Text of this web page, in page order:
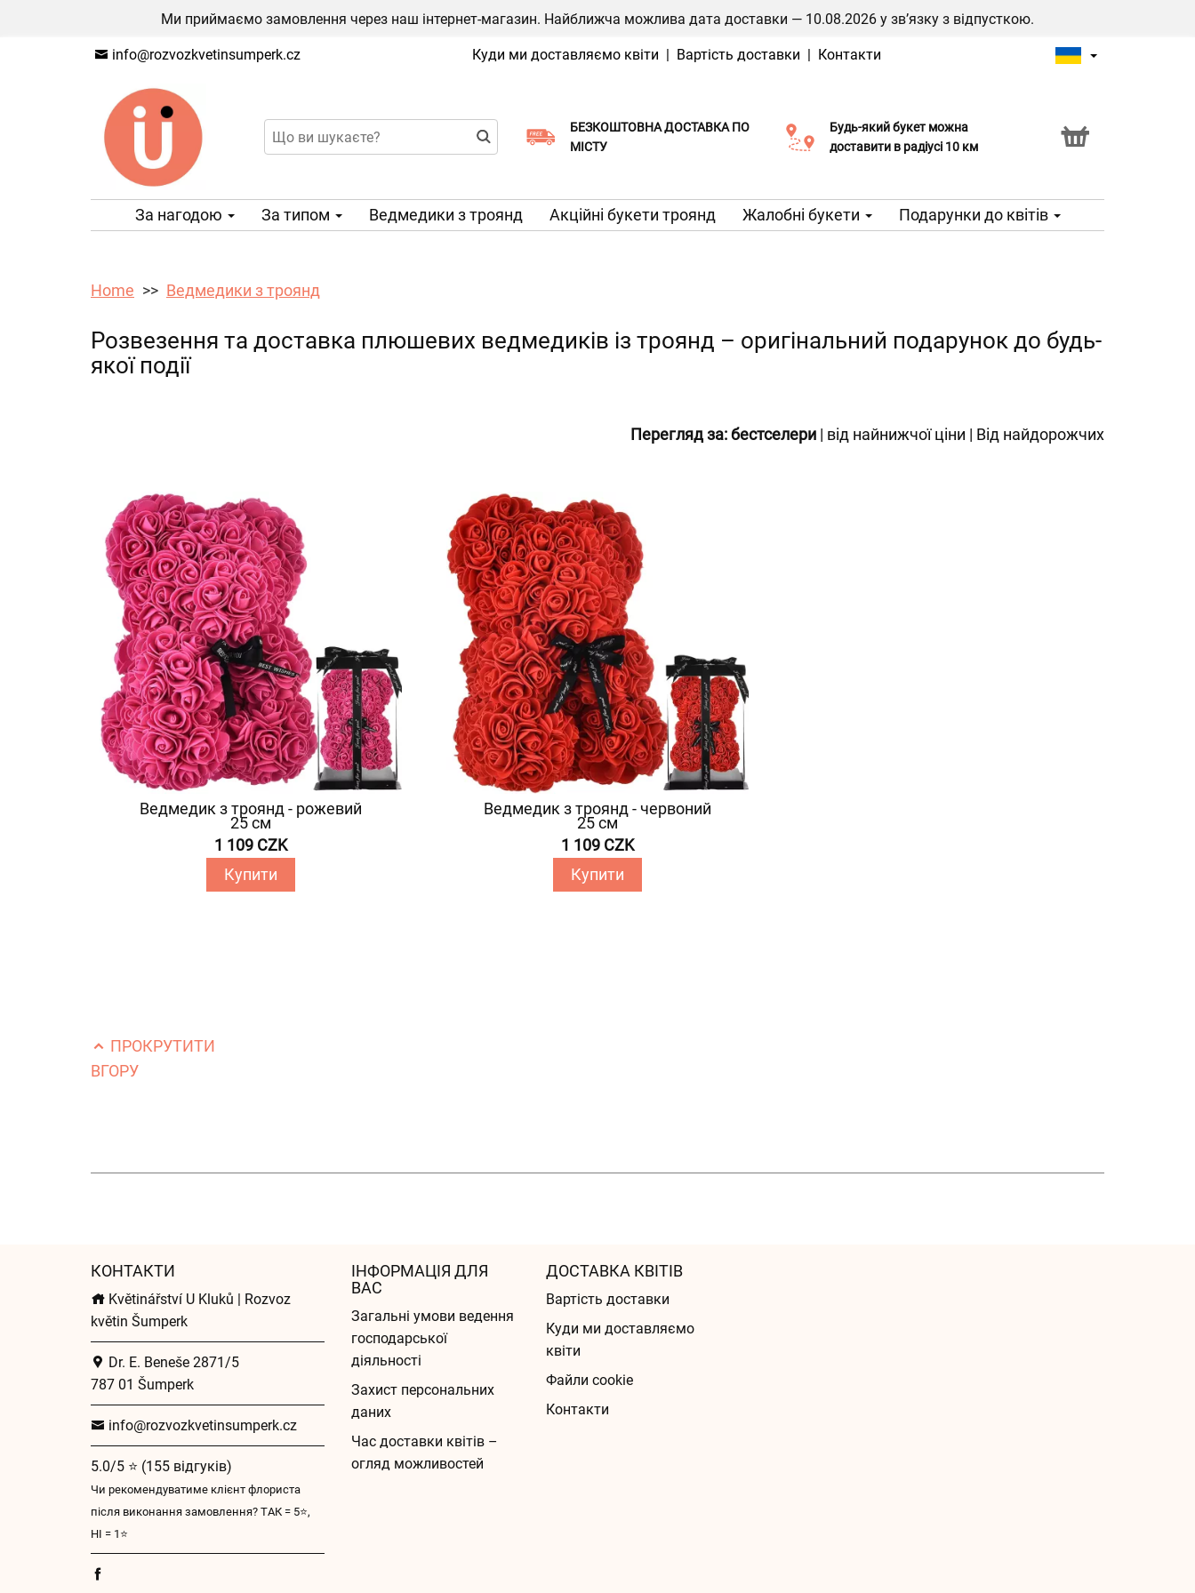
Ми приймаємо замовлення через наш інтернет-магазин. Найближча можлива дата доставки — 10.08.2026 у зв’язку з відпусткою.
info@rozvozkvetinsumperk.cz Куди ми доставляємо квіти | Вартість доставки | Контакти
БЕЗКОШТОВНА ДОСТАВКА ПО
МІСТУ
Виберіть дату доставки
Будь-який букет можна
доставити в радіусі 10 км
Послуга Click & Collect
За нагодою За типом Ведмедики з троянд Акційні букети троянд Жалобні букети Подарунки до квітів
Home Ведмедики з троянд
Розвезення та доставка плюшевих ведмедиків із троянд – оригінальний подарунок до будь-
якої події
Перегляд за:бестселери | від найнижчої ціни | Від найдорожчих
Ведмедик з троянд - рожевий
25 см
1 109 CZK
Купити
Ведмедик з троянд - червоний
25 см
1 109 CZK
Купити
ПРОКРУТИТИ
ВГОРУ
КОНТАКТИ
Květinářství U Kluků | Rozvoz
květin Šumperk
Dr. E. Beneše 2871/5
787 01 Šumperk
info@rozvozkvetinsumperk.cz
5.0/5 ⭐ (155 відгуків)
Чи рекомендуватиме клієнт флориста
після виконання замовлення? ТАК = 5⭐,
НІ = 1⭐
ІНФОРМАЦІЯ ДЛЯ
ВАС
Загальні умови ведення
господарської
діяльності
Захист персональних
даних
Час доставки квітів –
огляд можливостей
ДОСТАВКА КВІТІВ
Вартість доставки
Куди ми доставляємо
квіти
Файли cookie
Контакти